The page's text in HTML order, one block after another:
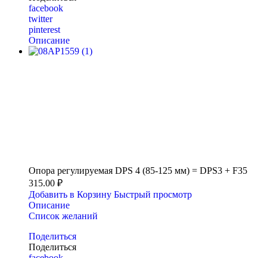
facebook
twitter
pinterest
Описание
Опора регулируемая DPS 4 (85-125 мм) = DPS3 + F35
315.00 ₽
Добавить в Корзину Быстрый просмотр
Описание
Список желаний
Поделиться
Поделиться